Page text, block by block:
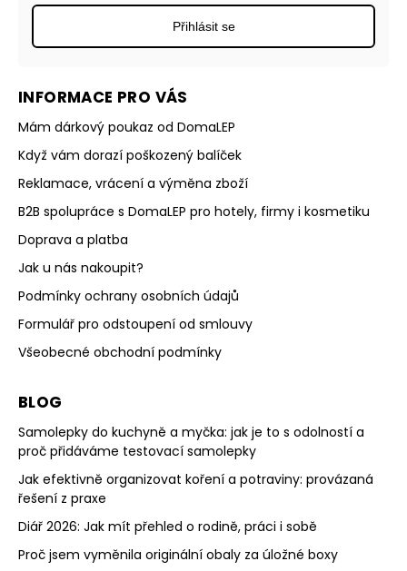
INFORMACE PRO VÁS
Mám dárkový poukaz od DomaLEP
Když vám dorazí poškozený balíček
Reklamace, vrácení a výměna zboží
B2B spolupráce s DomaLEP pro hotely, firmy i kosmetiku
Doprava a platba
Jak u nás nakoupit?
Podmínky ochrany osobních údajů
Formulář pro odstoupení od smlouvy
Všeobecné obchodní podmínky
BLOG
Samolepky do kuchyně a myčka: jak je to s odolností a
proč přidáváme testovací samolepky
Jak efektivně organizovat koření a potraviny: provázaná
řešení z praxe
Diář 2026: Jak mít přehled o rodině, práci i sobě
Proč jsem vyměnila originální obaly za úložné boxy
Přihlásit se